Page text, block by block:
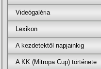
Videógaléria
Lexikon
A kezdetektől napjainkig
A KK (Mitropa Cup) története